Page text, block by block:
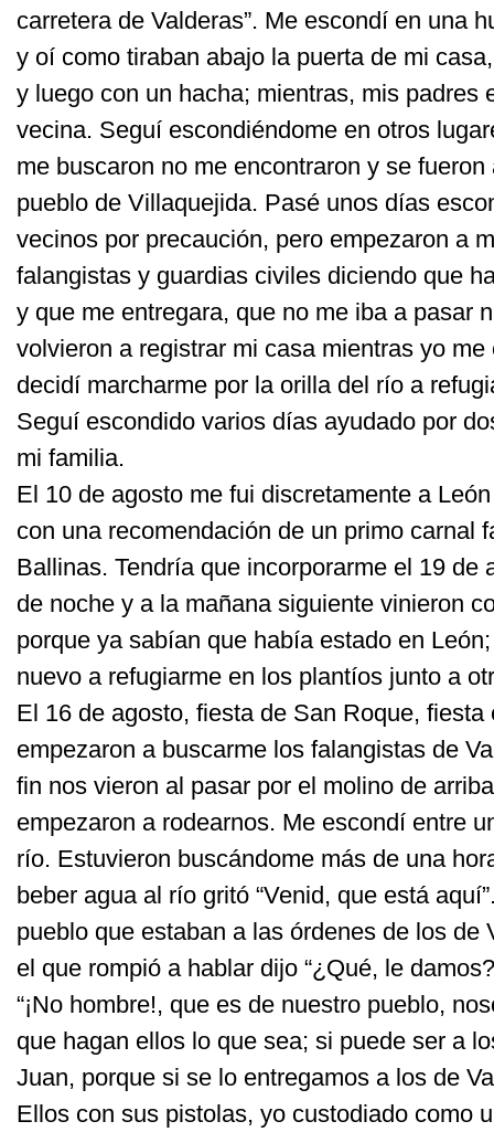
carretera de Valderas”. Me escondí en una
y oí como tiraban abajo la puerta de mi
y luego con un hacha; mientras, mis padres
vecina. Seguí escondiéndome en otros
me buscaron no me encontraron y se
pueblo de Villaquejida. Pasé unos días
vecinos por precaución, pero empezaron a
falangistas y guardias civiles diciendo que
y que me entregara, que no me iba a pasar
volvieron a registrar mi casa mientras yo
decidí marcharme por la orilla del río a
Seguí escondido varios días ayudado por
mi familia.
El 10 de agosto me fui discretamente a
con una recomendación de un primo carnal
Ballinas. Tendría que incorporarme el 19 de
de noche y a la mañana siguiente vinieron
porque ya sabían que había estado en
nuevo a refugiarme en los plantíos junto a
El 16 de agosto, fiesta de San Roque, fiesta
empezaron a buscarme los falangistas de
fin nos vieron al pasar por el molino de
empezaron a rodearnos. Me escondí entre
río. Estuvieron buscándome más de una
beber agua al río gritó “Venid, que está
pueblo que estaban a las órdenes de los de
el que rompió a hablar dijo “¿Qué, le
“¡No hombre!, que es de nuestro pueblo,
que hagan ellos lo que sea; si puede ser a
Juan, porque si se lo entregamos a los de
Ellos con sus pistolas, yo custodiado como